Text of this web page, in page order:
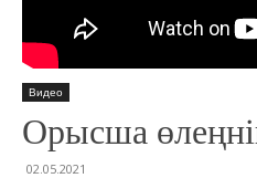
Видео
Орысша
02.05.2021